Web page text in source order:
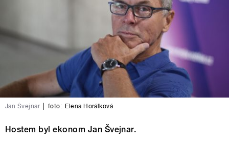
Jan Švejnar foto: Elena Horálková
Hostem byl ekonom Jan Švejnar.